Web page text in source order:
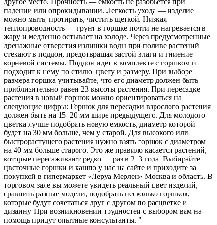
другое место. Прочность — емкость не разобьется при
падении или опрокидывании. Легкость ухода — изделие
можно мыть, протирать, чистить щеткой. Низкая
теплопроводность — грунт в горшке почти не нагревается в
жару и медленно остывает на холоде. Через предусмотренные
дренажные отверстия излишки воды при поливе растений
стекают в поддон, предотвращая застой влаги и гниение
корневой системы. Поддон идет в комплекте с горшком и
подходит к нему по стилю, цвету и размеру. При выборе
размера горшка учитывайте, что его диаметр должен быть
приблизительно равен 23 высоты растения. При пересадке
растения в новый горшок можно ориентироваться на
следующие цифры: Горшок для пересадки взрослого растения
должен быть на 15–20 мм шире предыдущего. Для молодого
цветка лучше подобрать новую емкость, диаметр которой
будет на 30 мм больше, чем у старой. Для высокого или
быстрорастущего растения нужно взять горшок с диаметром
на 40 мм больше старого. Это же правило касается растений,
которые пересаживают редко — раз в 2–3 года. Выбирайте
цветочные горшки и кашпо у нас на сайте и приходите за
покупкой в гипермаркет «Леруа Мерлен» Москва и область. В
торговом зале вы можете увидеть реальный цвет изделий,
сравнить разные модели, подобрать несколько горшков,
которые будут сочетаться друг с другом по расцветке и
дизайну. При возникновении трудностей с выбором вам на
помощь придут опытные консультанты. "